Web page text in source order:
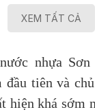
XEM TẤT CẢ
nhựa
đầu tiên và
hiện khá sớm